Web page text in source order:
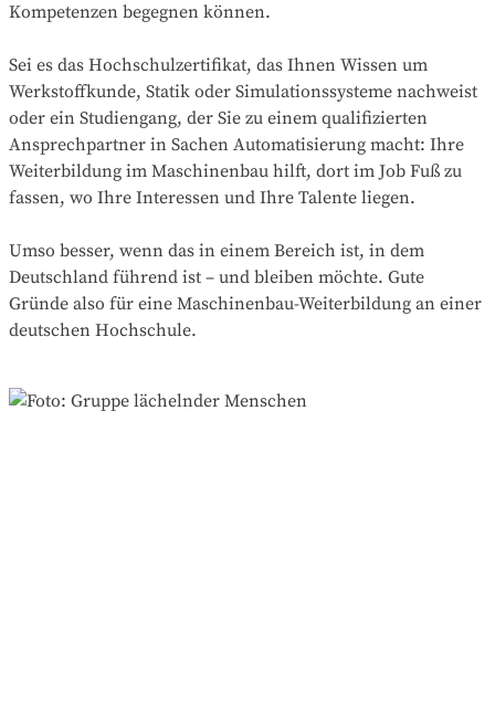
Kompetenzen begegnen können.
Sei es das Hochschulzertifikat, das Ihnen Wissen um
Werkstoffkunde, Statik oder Simulationssysteme nachweist
oder ein Studiengang, der Sie zu einem qualifizierten
Ansprechpartner in Sachen Automatisierung macht: Ihre
Weiterbildung im Maschinenbau hilft, dort im Job Fuß zu
fassen, wo Ihre Interessen und Ihre Talente liegen.
Umso besser, wenn das in einem Bereich ist, in dem
Deutschland führend ist – und bleiben möchte. Gute
Gründe also für eine Maschinenbau-Weiterbildung an einer
deutschen Hochschule.